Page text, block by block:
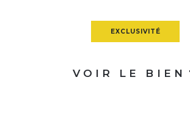
EXCLUSIVITÉ
VOIR LE BIEN